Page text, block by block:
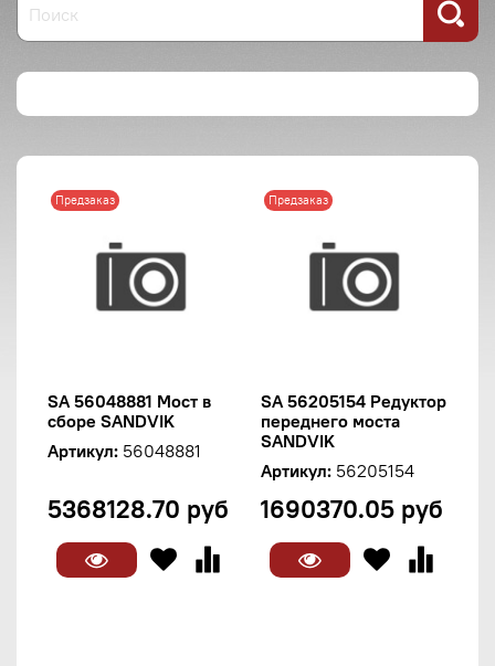
Предзаказ
SA 56048881 Мост в
сборе SANDVIK
Артикул: 56048881
5368128.70 руб
Предзаказ
SA 56205154 Редуктор
переднего моста
SANDVIK
Артикул: 56205154
1690370.05 руб